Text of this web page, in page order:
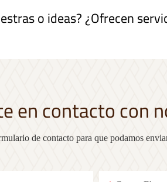
o ideas? ¿Ofrecen
en contacto con
de contacto para que podamos